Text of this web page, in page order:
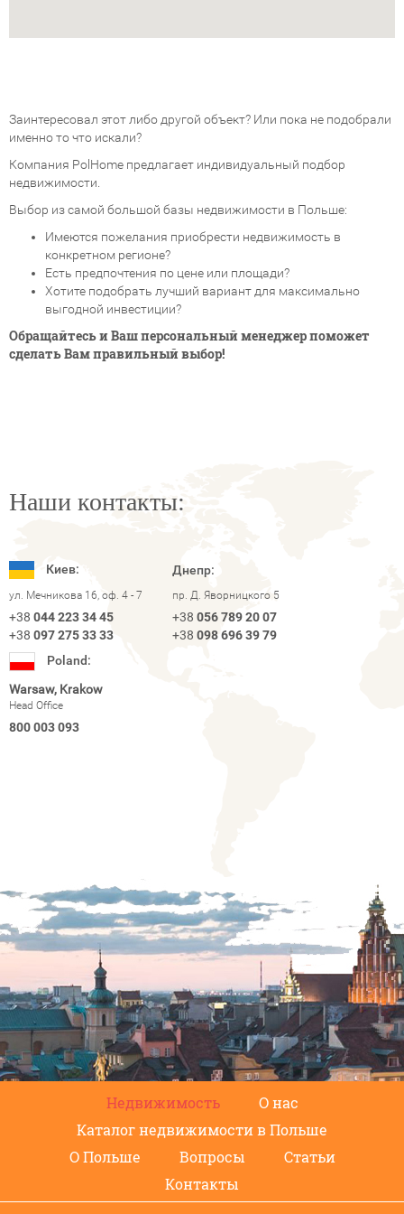
Заинтересовал этот либо другой объект? Или пока не подобрали
именно то что искали?
Компания PolHome предлагает индивидуальный подбор
недвижимости.
Выбор из самой большой базы недвижимости в Польше:
Имеются пожелания приобрести недвижимость в
конкретном регионе?
Есть предпочтения по цене или площади?
Хотите подобрать лучший вариант для максимально
выгодной инвестиции?
Обращайтесь и Ваш персональный менеджер поможет
сделать Вам правильный выбор!
Наши контакты:
Киев:
ул. Мечникова 16, оф. 4 - 7
+38 044 223 34 45
+38 097 275 33 33
Днепр:
пр. Д. Яворницкого 5
+38 056 789 20 07
+38 098 696 39 79
Poland:
Warsaw, Krakow
Head Office
800 003 093
Недвижимость
О нас
Каталог недвижимости в Польше
О Польше
Вопросы
Статьи
Контакты